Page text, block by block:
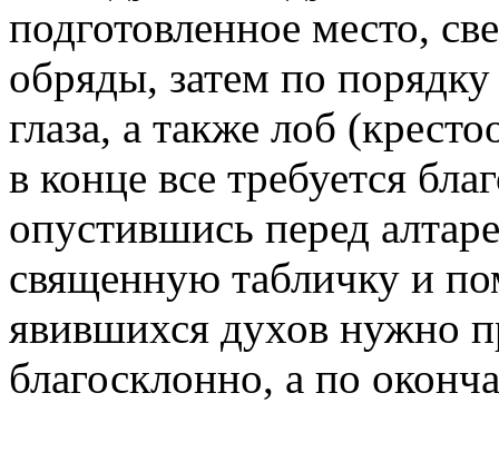
подготовленное место,
обряды, затем по
глаза, а также лоб
в конце все требуется
опустившись перед
священную табличку и
явившихся духов нужно
благосклонно, а по